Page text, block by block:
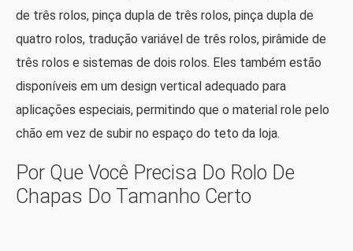
de três rolos, pinça dupla de três rolos, pinça dupla de
quatro rolos, tradução variável de três rolos, pirâmide de
três rolos e sistemas de dois rolos. Eles também estão
disponíveis em um design vertical adequado para
aplicações especiais, permitindo que o material role pelo
chão em vez de subir no espaço do teto da loja.
Por Que Você Precisa Do Rolo De
Chapas Do Tamanho Certo